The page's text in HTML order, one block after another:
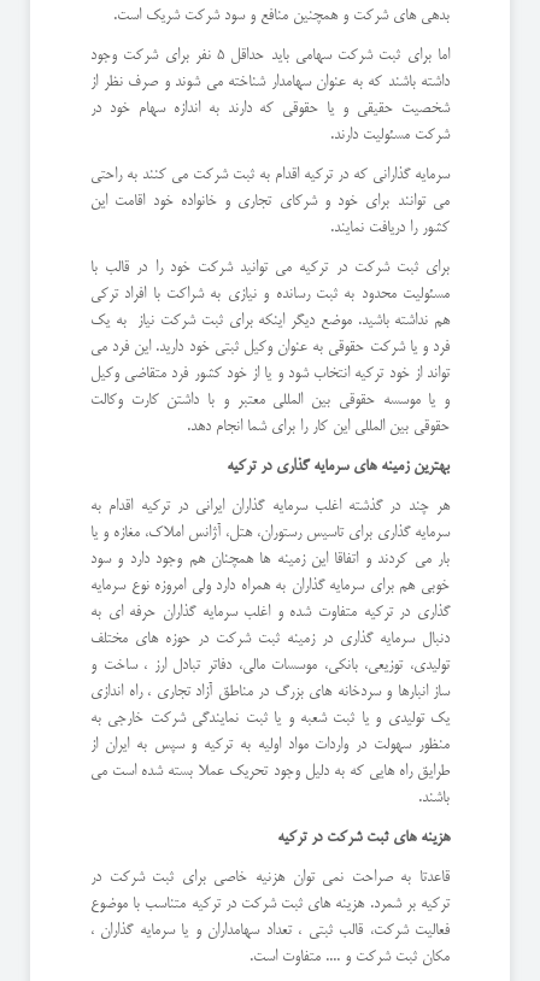
بدهی های شرکت و همچنین منافع و سود شرکت شریک است.
اما برای ثبت شرکت سهامی باید حداقل 5 نفر برای شرکت وجود
داشته باشند که به عنوان سهامدار شناخته می شوند و صرف نظر از
شخصیت حقیقی و یا حقوقی که دارند به اندازه سهام خود در
شرکت مسئولیت دارند.
سرمایه گذارانی که در ترکیه اقدام به ثبت شرکت می کنند به راحتی
می توانند برای خود و شرکای تجاری و خانواده خود اقامت این
کشور را دریافت نمایند.
برای ثبت شرکت در ترکیه می توانید شرکت خود را در قالب با
مسئولیت محدود به ثبت رسانده و نیازی به شراکت با افراد ترکی
هم نداشته باشید. موضع دیگر اینکه برای ثبت شرکت نیاز به یک
فرد و یا شرکت حقوقی به عنوان وکیل ثبتی خود دارید. این فرد می
تواند از خود ترکیه انتخاب شود و یا از خود کشور فرد متقاضی وکیل
و یا موسسه حقوقی بین المللی معتبر و با داشتن کارت وکالت
حقوقی بین المللی این کار را برای شما انجام دهد.
بهترین زمینه های سرمایه گذاری در ترکیه
هر چند در گذشته اغلب سرمایه گذاران ایرانی در ترکیه اقدام به
سرمایه گذاری برای تاسیس رستوران، هتل، آژانس املاک، مغازه و یا
بار می کردند و اتفاقا این زمینه ها همچنان هم وجود دارد و سود
خوبی هم برای سرمایه گذاران به همراه دارد ولی امروزه نوع سرمایه
گذاری در ترکیه متفاوت شده و اغلب سرمایه گذاران حرفه ای به
دنبال سرمایه گذاری در زمینه ثبت شرکت در حوزه های مختلف
تولیدی، توزیعی، بانکی، موسسات مالی، دفاتر تبادل ارز ، ساخت و
ساز انبارها و سردخانه های بزرگ در مناطق آزاد تجاری ، راه اندازی
یک تولیدی و یا ثبت شعبه و یا ثبت نمایندگی شرکت خارجی به
منظور سهولت در واردات مواد اولیه به ترکیه و سپس به ایران از
طرایق راه هایی که به دلیل وجود تحریک عملا بسته شده است می
باشند.
هزینه های ثبت شرکت در ترکیه
قاعدتا به صراحت نمی توان هزنیه خاصی برای ثبت شرکت در
ترکیه بر شمرد. هزینه های ثبت شرکت در ترکیه متناسب با موضوع
فعالیت شرکت، قالب ثبتی ، تعداد سهامداران و یا سرمایه گذاران ،
مکان ثبت شرکت و .... متفاوت است.